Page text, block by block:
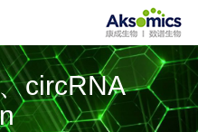
circRNA